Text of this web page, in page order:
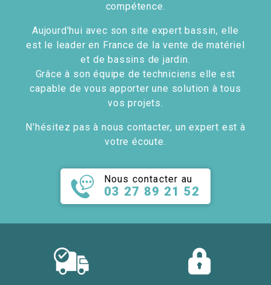
compétence.
Aujourd'hui avec son site expert bassin, elle
est le leader en France de la vente de matériel
et de bassins de jardin.
Grâce à son équipe de techniciens elle est
capable de vous apporter une solution à tous
vos projets.
N'hésitez pas à nous contacter, un expert est à
votre écoute.
Nous contacter au
03 27 89 21 52